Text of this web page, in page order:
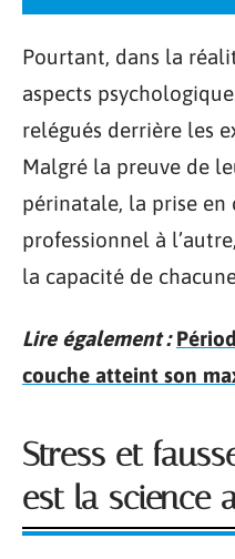
Pourtant, dans la
aspects
relégués derrière les
Malgré la preuve de
périnatale, la prise en
professionnel à
la capacité de
Lire également :
couche atteint son
Stress et
est la science